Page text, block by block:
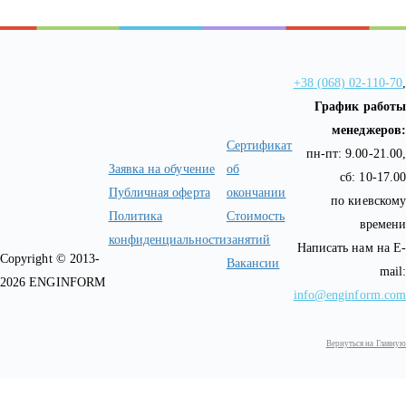
Copyright © 2013-
2026 ENGINFORM
Заявка на обучение
Публичная оферта
Политика
конфиденциальности
Сертификат
об
окончании
Стоимость
занятий
Вакансии
+38 (068) 02-110-70,
График работы
менеджеров:
пн-пт: 9.00-21.00,
сб: 10-17.00
по киевскому
времени
Написать нам на E-
mail:
info@enginform.com
Вернуться на Главную